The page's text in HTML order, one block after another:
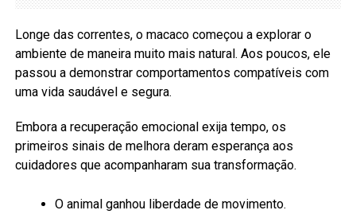
Longe das correntes, o macaco começou a explorar o
ambiente de maneira muito mais natural. Aos poucos, ele
passou a demonstrar comportamentos compatíveis com
uma vida saudável e segura.
Embora a recuperação emocional exija tempo, os
primeiros sinais de melhora deram esperança aos
cuidadores que acompanharam sua transformação.
O animal ganhou liberdade de movimento.